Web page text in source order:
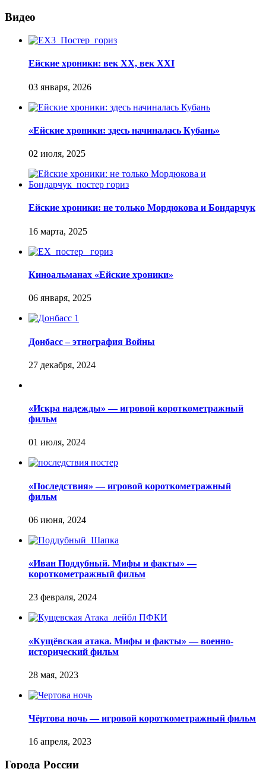
Видео
Ейские хроники: век XX, век XXI
«Ейские хроники: здесь начиналась Кубань»
Ейские хроники: не только Мордюкова и Бондарчук
Киноальманах «Ейские хроники»
Донбасс – этнография Войны
«Искра надежды» — игровой короткометражный
фильм
«Последствия» — игровой короткометражный
фильм
«Иван Поддубный. Мифы и факты» —
короткометражный фильм
«Кущёвская атака. Мифы и факты» — военно-
исторический фильм
Чёртова ночь — игровой короткометражный фильм
Города России